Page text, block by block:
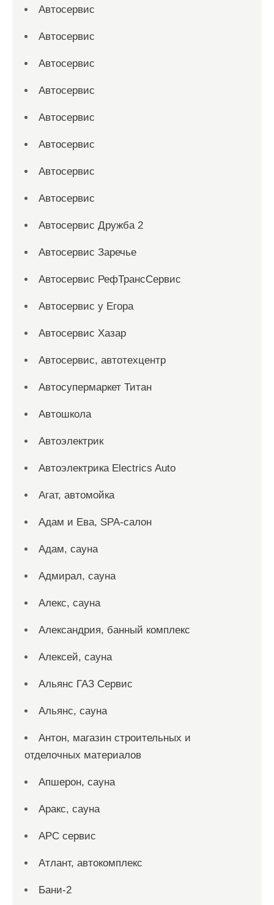
Автосервис
Автосервис
Автосервис
Автосервис
Автосервис
Автосервис
Автосервис
Автосервис
Автосервис Дружба 2
Автосервис Заречье
Автосервис РефТрансСервис
Автосервис у Егора
Автосервис Хазар
Автосервис, автотехцентр
Автосупермаркет Титан
Автошкола
Автоэлектрик
Автоэлектрика Electrics Auto
Агат, автомойка
Адам и Ева, SPA-салон
Адам, сауна
Адмирал, сауна
Алекс, сауна
Александрия, банный комплекс
Алексей, сауна
Альянс ГАЗ Сервис
Альянс, сауна
Антон, магазин строительных и
отделочных материалов
Апшерон, сауна
Аракс, сауна
АРС сервис
Атлант, автокомплекс
Бани-2